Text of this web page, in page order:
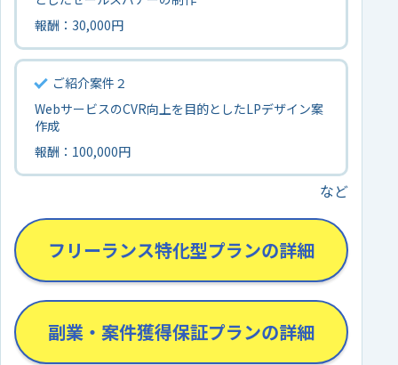
報酬：30,000円
ご紹介案件２
WebサービスのCVR向上を目的としたLPデザイン案
作成
報酬：100,000円
フリーランス特化型プランの詳細
副業・案件獲得保証プランの詳細